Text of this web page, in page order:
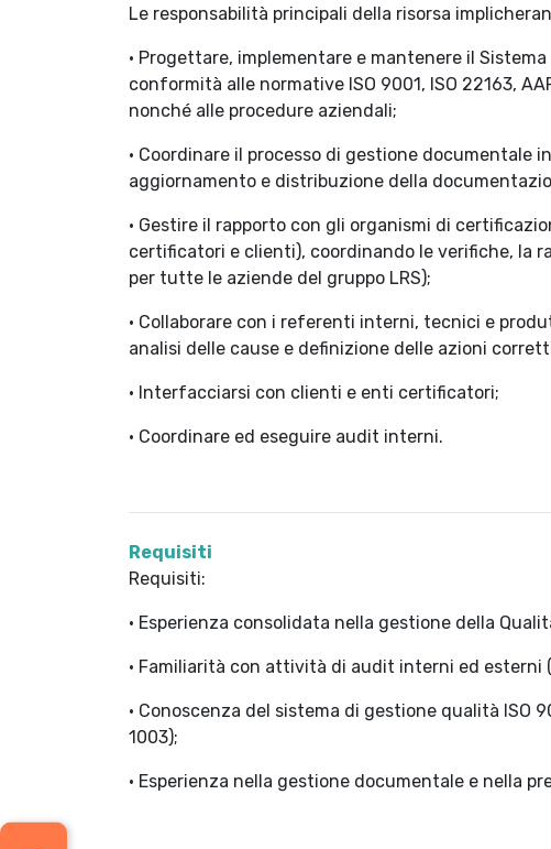
Le responsabilità principali della risorsa
• Progettare, implementare e mantenere il
conformità alle normative ISO 9001, ISO 22163,
nonché alle procedure aziendali;
• Coordinare il processo di gestione documentale
aggiornamento e distribuzione della
• Gestire il rapporto con gli organismi di
certificatori e clienti), coordinando le verifiche, la
per tutte le aziende del gruppo LRS);
• Collaborare con i referenti interni, tecnici e
analisi delle cause e definizione delle azioni
• Interfacciarsi con clienti e enti certificatori;
• Coordinare ed eseguire audit interni.
Requisiti
Requisiti:
• Esperienza consolidata nella gestione della
• Familiarità con attività di audit interni ed
• Conoscenza del sistema di gestione qualità ISO
1003);
• Esperienza nella gestione documentale e nella